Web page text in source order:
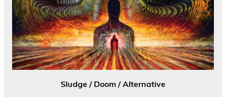
Sludge / Doom / Alternative